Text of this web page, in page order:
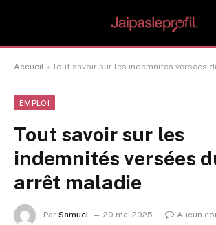
Accueil » Tout savoir sur les indemnités versées
EMPLOI
Tout savoir sur les
indemnités versées
arrêt maladie
Par Samuel 20 mai 2025
Aucun